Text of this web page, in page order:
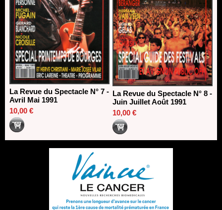
La Revue du Spectacle N° 7 -
Avril Mai 1991
10,00 €
La Revue du Spectacle N° 8 -
Juin Juillet Août 1991
10,00 €